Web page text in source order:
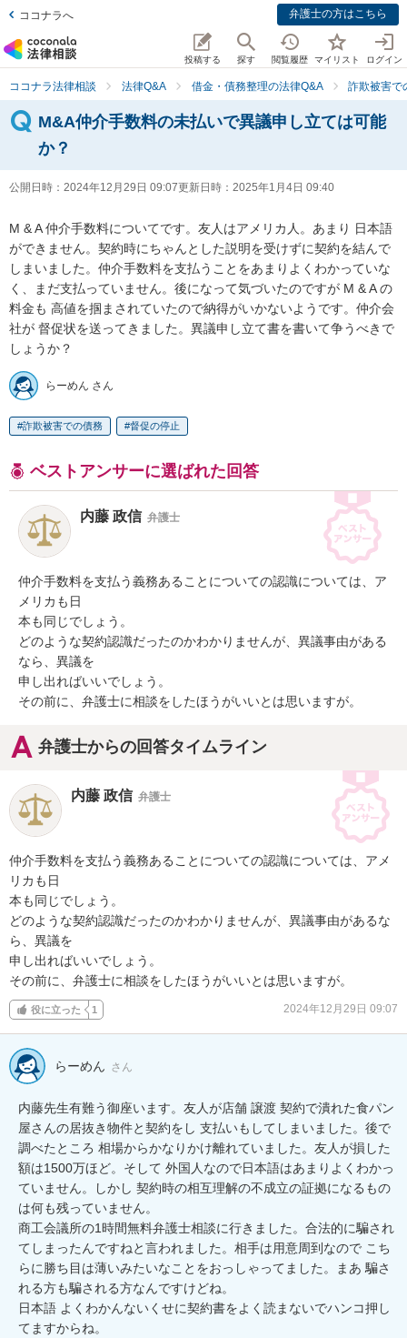
ココナラへ 弁護士の方はこちら
投稿する 探す 閲覧履歴 マイリスト ログイン
ココナラ法律相談 法律Q&A 借金・債務整理の法律Q&A 詐欺被害で
M&A仲介手数料の未払いで異議申し立ては可能
か？
公開日時： 2024年12月29日 09:07更新日時： 2025年1月4日 09:40
M & A 仲介手数料についてです。友人はアメリカ人。あまり 日本語
ができません。契約時にちゃんとした説明を受けずに契約を結んで
しまいました。仲介手数料を支払うことをあまりよくわかっていな
く、まだ支払っていません。後になって気づいたのですが M & A の
料金も 高値を掴まされていたので納得がいかないようです。仲介会
社が 督促状を送ってきました。異議申し立て書を書いて争うべきで
しょうか？
らーめん さん
詐欺被害での債務 督促の停止
ベストアンサーに選ばれた回答
内藤 政信 弁護士
仲介手数料を支払う義務あることについての認識については、ア
メリカも日
本も同じでしょう。
どのような契約認識だったのかわかりませんが、異議事由がある
なら、異議を
申し出ればいいでしょう。
その前に、弁護士に相談をしたほうがいいとは思いますが。
弁護士からの回答タイムライン
内藤 政信 弁護士
仲介手数料を支払う義務あることについての認識については、アメ
リカも日
本も同じでしょう。
どのような契約認識だったのかわかりませんが、異議事由があるな
ら、異議を
申し出ればいいでしょう。
その前に、弁護士に相談をしたほうがいいとは思いますが。
役に立った 1 2024年12月29日 09:07
らーめん さん
内藤先生有難う御座います。友人が店舗 譲渡 契約で潰れた食パン
屋さんの居抜き物件と契約をし 支払いもしてしまいました。後で
調べたところ 相場からかなりかけ離れていました。友人が損した
額は1500万ほど。そして 外国人なので日本語はあまりよくわかっ
ていません。しかし 契約時の相互理解の不成立の証拠になるもの
は何も残っていません。
商工会議所の1時間無料弁護士相談に行きました。合法的に騙され
てしまったんですねと言われました。相手は用意周到なので こち
らに勝ち目は薄いみたいなことをおっしゃってました。まあ 騙さ
れる方も騙される方なんですけどね。
日本語 よくわかんないくせに契約書をよく読まないでハンコ押し
てますからね。